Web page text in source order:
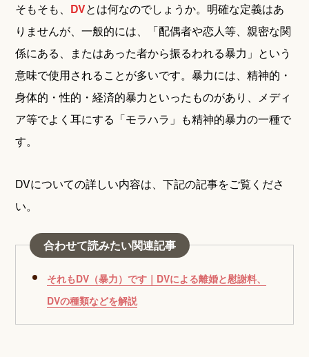
そもそも、 DVとは何なのでしょうか。明確な定義はあ
りませんが、一般的には、「配偶者や恋人等、親密な関
係にある、またはあった者から振るわれる暴力」という
意味で使用されることが多いです。暴力には、精神的・
身体的・性的・経済的暴力といったものがあり、メディ
ア等でよく耳にする「モラハラ」も精神的暴力の一種で
す。
DVについての詳しい内容は、下記の記事をご覧くださ
い。
合わせて読みたい関連記事
それもDV（暴力）です｜DVによる離婚と慰謝料、
DVの種類などを解説